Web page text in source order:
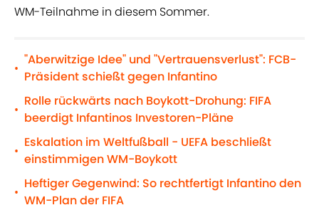
WM-Teilnahme in diesem Sommer.
•
"Aberwitzige Idee" und "Vertrauensverlust": FCB-
Präsident schießt gegen Infantino
•
Rolle rückwärts nach Boykott-Drohung: FIFA
beerdigt Infantinos Investoren-Pläne
•
Eskalation im Weltfußball - UEFA beschließt
einstimmigen WM-Boykott
•
Heftiger Gegenwind: So rechtfertigt Infantino den
WM-Plan der FIFA